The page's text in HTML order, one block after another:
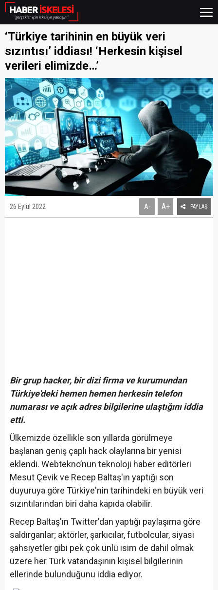
‘Türkiye tarihinin en büyük veri
sızıntısı’ iddiası! ‘Herkesin kişisel
verileri elimizde…’
26 Eylül 2022 A- A+ PAYLAŞ
Bir grup hacker, bir dizi firma ve kurumundan
Türkiye'deki hemen hemen herkesin telefon
numarası ve açık adres bilgilerine ulaştığını iddia
etti.
Ülkemizde özellikle son yıllarda görülmeye
başlanan geniş çaplı hack olaylarına bir yenisi
eklendi. Webtekno’nun teknoloji haber editörleri
Mesut Çevik ve Recep Baltaş'ın yaptığı son
duyuruya göre Türkiye'nin tarihindeki en büyük veri
sızıntılarından biri daha kapıda olabilir.
Recep Baltaş'ın Twitter'dan yaptığı paylaşıma göre
saldırganlar; aktörler, şarkıcılar, futbolcular, siyasi
şahsiyetler gibi pek çok ünlü isim de dahil olmak
üzere her Türk vatandaşının kişisel bilgilerinin
ellerinde bulunduğunu iddia ediyor.